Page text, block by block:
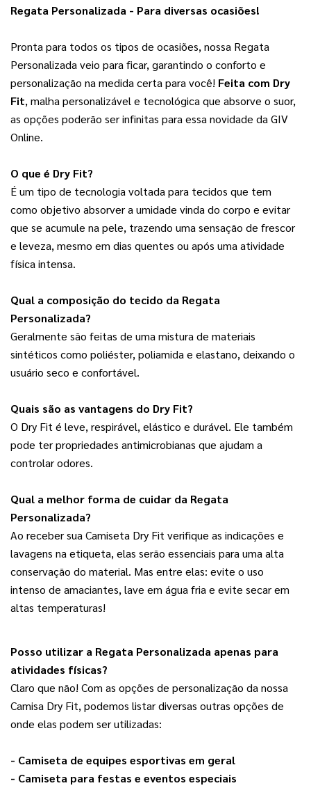
Regata Personalizada - Para diversas ocasiões!
Pronta para todos os tipos de ocasiões, nossa Regata
Personalizada veio para ficar, garantindo o conforto e
personalização na medida certa para você! Feita com Dry
Fit, malha personalizável e tecnológica que absorve o suor,
as opções poderão ser infinitas para essa novidade da GIV
Online.
O que é Dry Fit?
É um tipo de tecnologia voltada para tecidos que tem
como objetivo absorver a umidade vinda do corpo e evitar
que se acumule na pele, trazendo uma sensação de frescor
e leveza, mesmo em dias quentes ou após uma atividade
física intensa.
Qual a composição do tecido da Regata
Personalizada?
Geralmente são feitas de uma mistura de materiais
sintéticos como poliéster, poliamida e elastano, deixando o
usuário seco e confortável.
Quais são as vantagens do Dry Fit?
O Dry Fit é leve, respirável, elástico e durável. Ele também
pode ter propriedades antimicrobianas que ajudam a
controlar odores.
Qual a melhor forma de cuidar da Regata
Personalizada?
Ao receber sua Camiseta Dry Fit verifique as indicações e
lavagens na etiqueta, elas serão essenciais para uma alta
conservação do material. Mas entre elas: evite o uso
intenso de amaciantes, lave em água fria e evite secar em
altas temperaturas!
Posso utilizar a Regata Personalizada apenas para
atividades físicas?
Claro que não! Com as opções de personalização da nossa
Camisa Dry Fit, podemos listar diversas outras opções de
onde elas podem ser utilizadas:
- Camiseta de equipes esportivas em geral
- Camiseta para festas e eventos especiais